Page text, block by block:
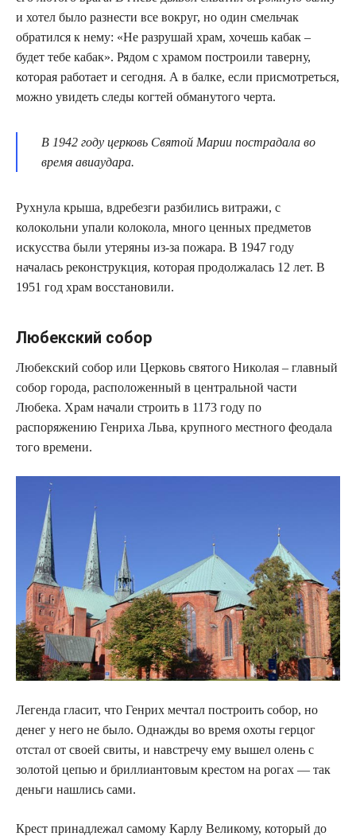
и хотел было разнести все вокруг, но один смельчак
обратился к нему: «Не разрушай храм, хочешь кабак –
будет тебе кабак». Рядом с храмом построили таверну,
которая работает и сегодня. А в балке, если присмотреться,
можно увидеть следы когтей обманутого черта.
В 1942 году церковь Святой Марии пострадала во
время авиаудара.
Рухнула крыша, вдребезги разбились витражи, с
колокольни упали колокола, много ценных предметов
искусства были утеряны из-за пожара. В 1947 году
началась реконструкция, которая продолжалась 12 лет. В
1951 год храм восстановили.
Любекский собор
Любекский собор или Церковь святого Николая – главный
собор города, расположенный в центральной части
Любека. Храм начали строить в 1173 году по
распоряжению Генриха Льва, крупного местного феодала
того времени.
Легенда гласит, что Генрих мечтал построить собор, но
денег у него не было. Однажды во время охоты герцог
отстал от своей свиты, и навстречу ему вышел олень с
золотой цепью и бриллиантовым крестом на рогах — так
деньги нашлись сами.
Крест принадлежал самому Карлу Великому, который до